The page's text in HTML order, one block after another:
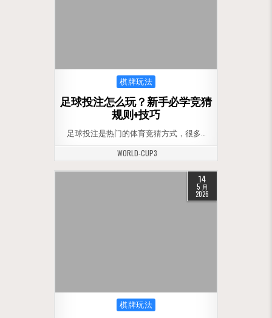
Posted in
棋牌玩法
足球投注怎么玩？新手必学竞猜
规则+技巧
足球投注是热门的体育竞猜方式，很多…
WORLD-CUP3
14
5 月
2026
Posted in
棋牌玩法